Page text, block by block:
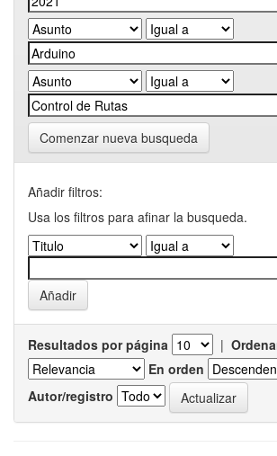
Comenzar nueva busqueda
Añadir filtros:
Usa los filtros para afinar la busqueda.
Resultados por página |
En orden
Autor/registro